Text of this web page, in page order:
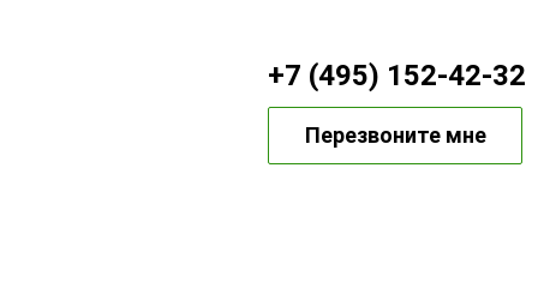
+7 (495) 152-42-32
Перезвоните мне